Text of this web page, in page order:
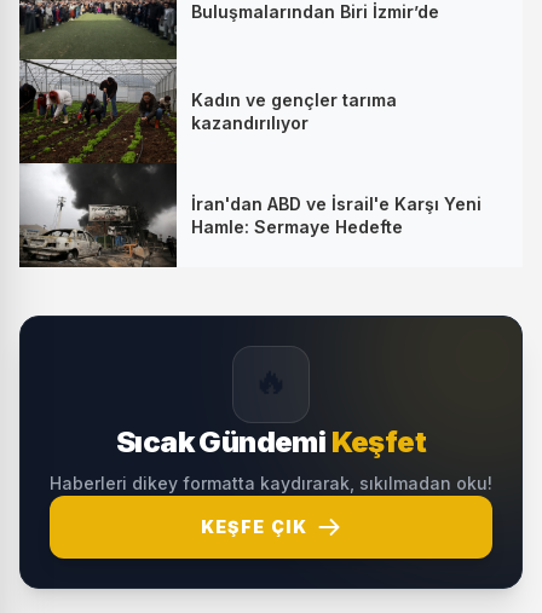
Buluşmalarından Biri İzmir’de
Kadın ve gençler tarıma
kazandırılıyor
İran'dan ABD ve İsrail'e Karşı Yeni
Hamle: Sermaye Hedefte
Sıcak Gündemi Keşfet
Haberleri dikey formatta kaydırarak, sıkılmadan oku!
KEŞFE ÇIK